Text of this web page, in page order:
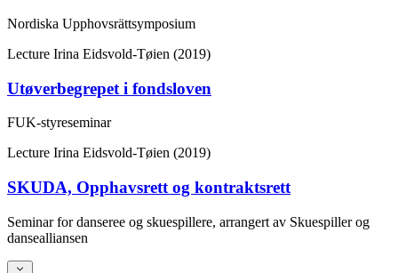
Nordiska Upphovsrättsymposium
Lecture Irina Eidsvold-Tøien (2019)
Utøverbegrepet i fondsloven
FUK-styreseminar
Lecture Irina Eidsvold-Tøien (2019)
SKUDA, Opphavsrett og kontraktsrett
Seminar for danseree og skuespillere, arrangert av Skuespiller og
dansealliansen